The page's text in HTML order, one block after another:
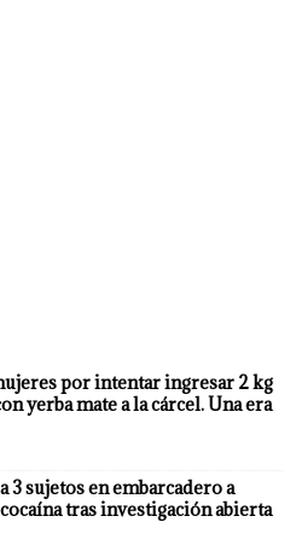
por intentar ingresar 2 kg
yerba mate a la cárcel. Una era
3 sujetos en embarcadero a
tras investigación abierta